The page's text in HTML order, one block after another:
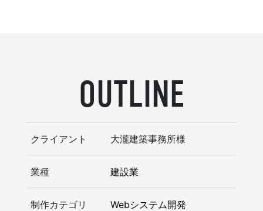
OUTLINE
クライアント 大瀧建築事務所様
業種 建設業
制作カテゴリ Webシステム開発